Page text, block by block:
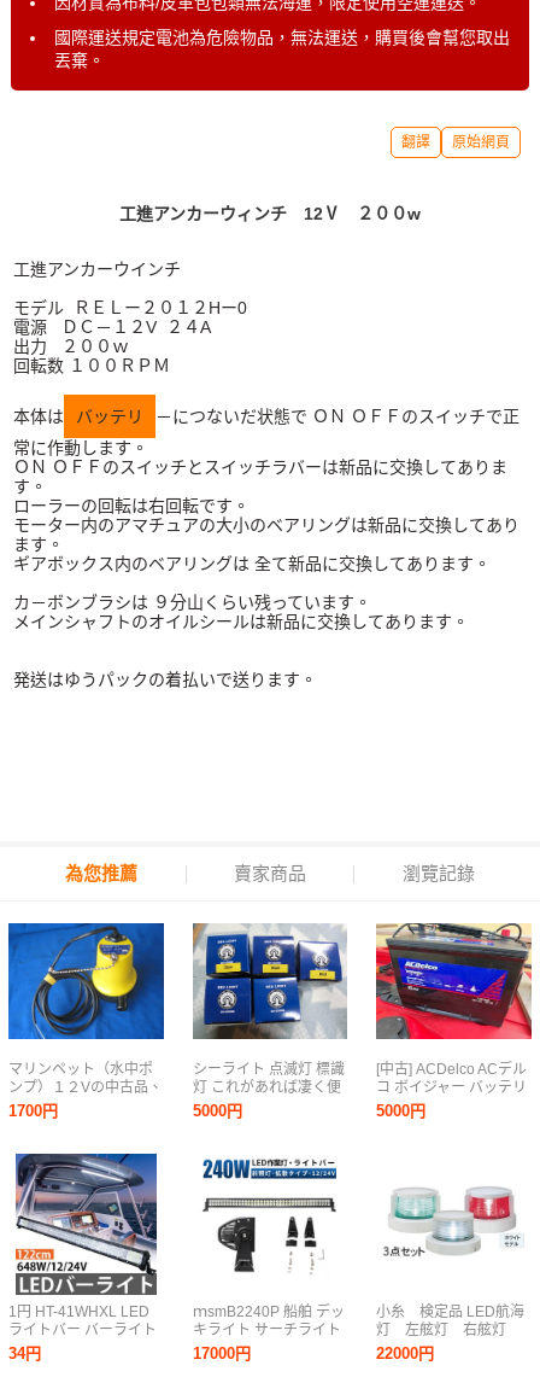
國際運送規定電池為危險物品，無法運送，購買後會幫您取出
丟棄。
翻譯 原始網頁
工進アンカーウィンチ 12Ⅴ ２００w
工進アンカーウインチ
モデル ＲＥＬー２０１２Hー0
電源 ＤＣ－１２V ２４A
出力 ２００ｗ
回転数 １００ＲＰＭ
本体は バッテリ
－につないだ状態で ＯＮ ＯＦＦのスイッチで正
常に作動します。
ＯＮ ＯＦＦのスイッチとスイッチラバーは新品に交換してありま
す。
ローラーの回転は右回転です。
モーター内のアマチュアの大小のベアリングは新品に交換してあり
ます。
ギアボックス内のベアリングは 全て新品に交換してあります。
カ－ボンブラシは ９分山くらい残っています。
メインシャフトのオイルシールは新品に交換してあります。
発送はゆうパックの着払いで送ります。
為您推薦 賣家商品 瀏覽記錄
マリンペット（水中ポ
ンプ）１２Vの中古品、
作動確認済、綺麗で
1700円
1円 HT-41WHXL LED
ライトバー バーライト
ワークライト 122cm
48インチ 作業灯 車 サ
34円
シーライト 点滅灯 標識
灯 これがあれば凄く便
利 白 青 赤 LED 防水
CH-2000B SEA LIGHT
ト 船舶
5000円
ｍsmB2240P 船舶 デッ
キライト サーチライト
240W 拡散 ledライトバ
ー 前照灯 補助灯 LED
17000円
[中古] ACDelco ACデル
コ ボイジャー バッテリ
ー M27MF ディープサ
イクル バス釣り引退品
5000円
小糸 検定品 LED航海
灯 左舷灯 右舷灯
白灯 ホワイト3点セッ
ト 送料込み
22000円